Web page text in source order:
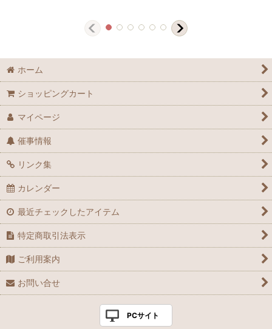
ホーム
ショッピングカート
マイページ
催事情報
リンク集
カレンダー
最近チェックしたアイテム
特定商取引法表示
ご利用案内
お問い合せ
PCサイト